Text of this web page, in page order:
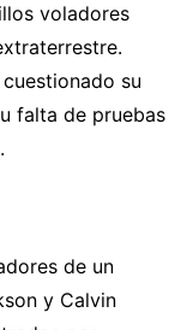
voladores
su
falta de pruebas
de un
y Calvin